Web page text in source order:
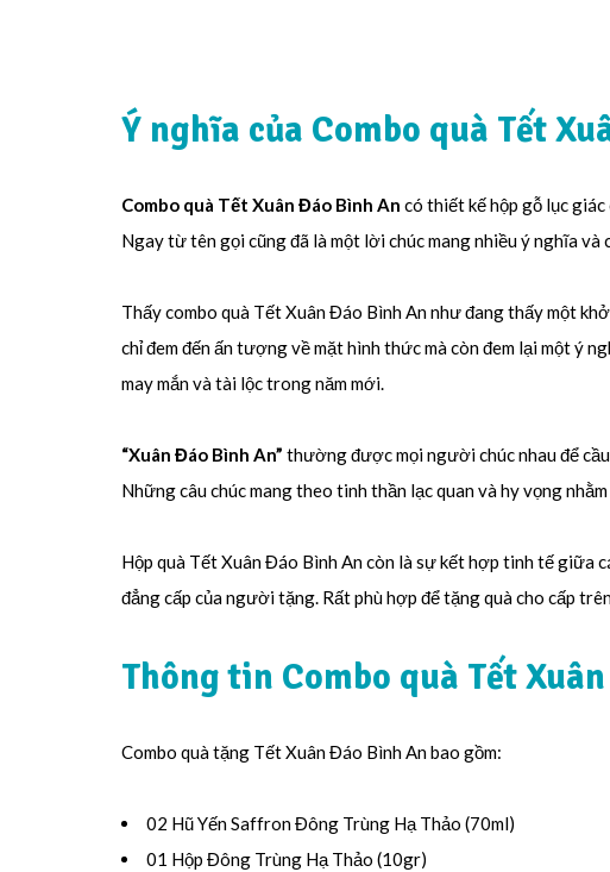
Ý nghĩa của Combo quà Tết
Combo quà Tết Xuân Đáo Bình An có thiết kế hộp gỗ lục
Ngay từ tên gọi cũng đã là một lời chúc mang nhiều ý nghĩa và
Thấy combo quà Tết Xuân Đáo Bình An như đang thấy một
chỉ đem đến ấn tượng về mặt hình thức mà còn đem lại một ý
may mắn và tài lộc trong năm mới.
“Xuân Đáo Bình An” thường được mọi người chúc nhau để
Những câu chúc mang theo tinh thần lạc quan và hy vọng
Hộp quà Tết Xuân Đáo Bình An còn là sự kết hợp tinh tế giữa
đẳng cấp của người tặng. Rất phù hợp để tặng quà cho cấp
Thông tin Combo quà Tết
Combo quà tặng Tết Xuân Đáo Bình An bao gồm:
02 Hũ Yến Saffron Đông Trùng Hạ Thảo (70ml)
01 Hộp Đông Trùng Hạ Thảo (10gr)